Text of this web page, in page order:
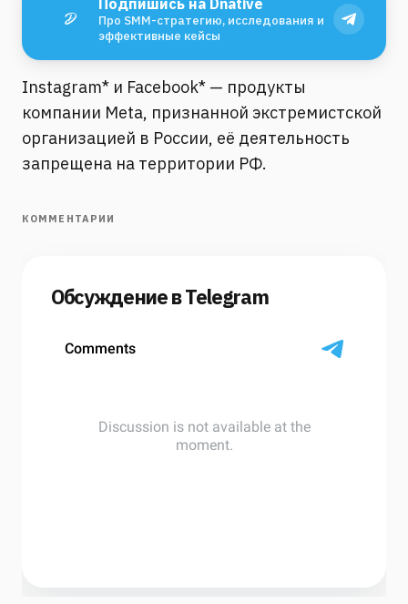
Подпишись на Dnative
Про SMM-стратегию, исследования и
эффективные кейсы
Instagram* и Facebook* — продукты
компании Meta, признанной экстремистской
организацией в России, её деятельность
запрещена на территории РФ.
КОММЕНТАРИИ
Обсуждение в Telegram